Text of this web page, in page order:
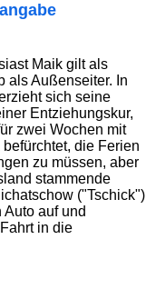
Maik gilt als
als Außenseiter. In
sich seine
Entziehungskur,
zwei Wochen mit
die Ferien
zu müssen, aber
stammende
("Tschick")
auf und
in die